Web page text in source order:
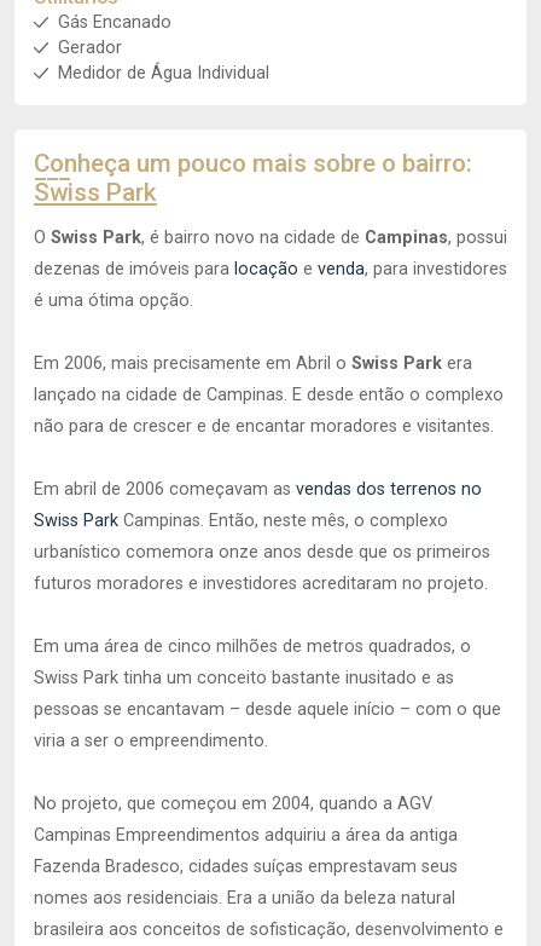
Gás Encanado
Gerador
Medidor de Água Individual
Conheça um pouco mais sobre o bairro:
Swiss Park
O Swiss Park, é bairro novo na cidade de Campinas, possui
dezenas de imóveis para locação e venda, para investidores
é uma ótima opção.
Em 2006, mais precisamente em Abril o Swiss Park era
lançado na cidade de Campinas. E desde então o complexo
não para de crescer e de encantar moradores e visitantes.
Em abril de 2006 começavam as vendas dos terrenos no
Swiss Park Campinas. Então, neste mês, o complexo
urbanístico comemora onze anos desde que os primeiros
futuros moradores e investidores acreditaram no projeto.
Em uma área de cinco milhões de metros quadrados, o
Swiss Park tinha um conceito bastante inusitado e as
pessoas se encantavam – desde aquele início – com o que
viria a ser o empreendimento.
No projeto, que começou em 2004, quando a AGV
Campinas Empreendimentos adquiriu a área da antiga
Fazenda Bradesco, cidades suíças emprestavam seus
nomes aos residenciais. Era a união da beleza natural
brasileira aos conceitos de sofisticação, desenvolvimento e